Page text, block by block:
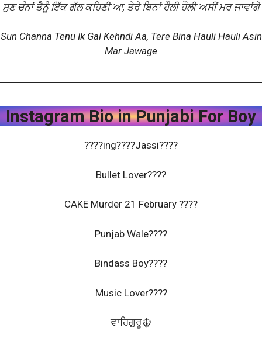
ਸੁਣ ਚੰਨਾਂ ਤੈਨੂੰ ਇੱਕ ਗੱਲ ਕਹਿਣੀ ਆ, ਤੇਰੇ ਬਿਨਾਂ ਹੌਲੀ ਹੌਲੀ ਅਸੀਂ ਮਰ ਜਾਵਾਂਗੇ
Sun Channa Tenu Ik Gal Kehndi Aa, Tere Bina Hauli Hauli Asin
Mar Jawage
Instagram Bio in Punjabi For Boy
????ing????Jassi????
Bullet Lover????️
CAKE Murder 21 February ????
Punjab Wale????
Bindass Boy????
Music Lover????
ਵਾਹਿਗੁਰੂ☬